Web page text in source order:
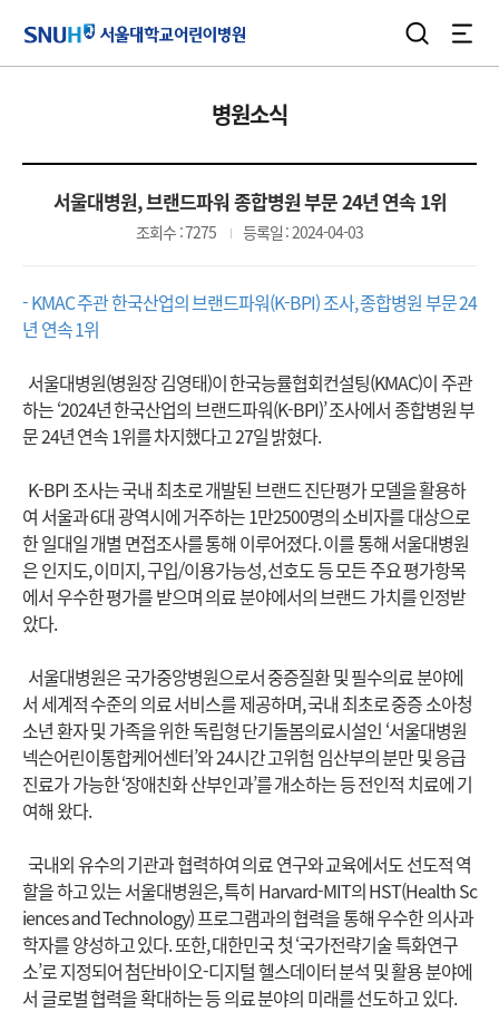
검색
병원소식
서울대병원, 브랜드파워 종합병원 부문 24년 연속 1위
조회수 : 7275 등록일 : 2024-04-03
- KMAC 주관 한국산업의 브랜드파워(K-BPI) 조사, 종합병원 부문 24
년 연속 1위
서울대병원(병원장 김영태)이 한국능률협회컨설팅(KMAC)이 주관
하는 ‘2024년 한국산업의 브랜드파워(K-BPI)’ 조사에서 종합병원 부
문 24년 연속 1위를 차지했다고 27일 밝혔다.
K-BPI 조사는 국내 최초로 개발된 브랜드 진단평가 모델을 활용하
여 서울과 6대 광역시에 거주하는 1만2500명의 소비자를 대상으로
한 일대일 개별 면접조사를 통해 이루어졌다. 이를 통해 서울대병원
은 인지도, 이미지, 구입/이용가능성, 선호도 등 모든 주요 평가항목
에서 우수한 평가를 받으며 의료 분야에서의 브랜드 가치를 인정받
았다.
서울대병원은 국가중앙병원으로서 중증질환 및 필수의료 분야에
서 세계적 수준의 의료 서비스를 제공하며, 국내 최초로 중증 소아청
소년 환자 및 가족을 위한 독립형 단기돌봄의료시설인 ‘서울대병원
넥슨어린이통합케어센터’와 24시간 고위험 임산부의 분만 및 응급
진료가 가능한 ‘장애친화 산부인과’를 개소하는 등 전인적 치료에 기
여해 왔다.
국내외 유수의 기관과 협력하여 의료 연구와 교육에서도 선도적 역
할을 하고 있는 서울대병원은, 특히 Harvard-MIT의 HST(Health Sc
iences and Technology) 프로그램과의 협력을 통해 우수한 의사과
학자를 양성하고 있다. 또한, 대한민국 첫 ‘국가전략기술 특화연구
소’로 지정되어 첨단바이오-디지털 헬스데이터 분석 및 활용 분야에
서 글로벌 협력을 확대하는 등 의료 분야의 미래를 선도하고 있다.